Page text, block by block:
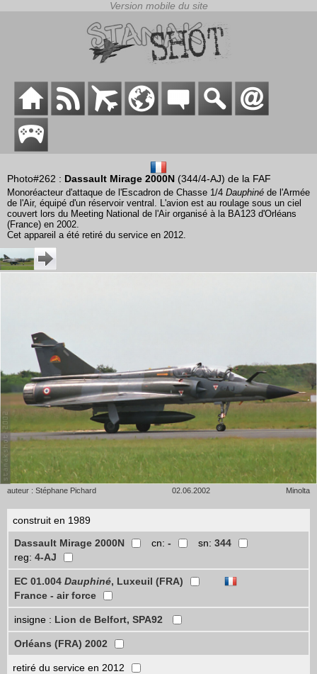
Photo#262 : Dassault Mirage 2000N (344/4-AJ) de la FAF
Monoréacteur d'attaque de l'Escadron de Chasse 1/4 Dauphiné de l'Armée
de l'Air, équipé d'un réservoir ventral. L'avion est au roulage sous un ciel
couvert lors du Meeting National de l'Air organisé à la BA123 d'Orléans
(France) en 2002.
Cet appareil a été retiré du service en 2012.
auteur : Stéphane Pichard 02.06.2002 Minolta
construit en 1989
Dassault Mirage 2000N
cn: - sn: 344
reg: 4-AJ
EC 01.004 Dauphiné, Luxeuil (FRA)
France - air force
insigne : Lion de Belfort, SPA92
Orléans (FRA) 2002
retiré du service en 2012